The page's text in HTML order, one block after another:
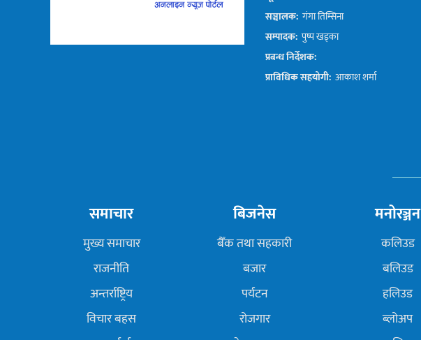
सञ्चालक:गंगा तिम्सिना
सम्पादक:पुष्प खड्का
प्रबन्ध निर्देशक:
प्राविधिक सहयोगी:आकाश शर्मा
समाचार
मुख्य समाचार
राजनीति
अन्तर्राष्ट्रिय
विचार बहस
बिजनेस
बैँक तथा सहकारी
बजार
पर्यटन
रोजगार
मनोरञ्जन
कलिउड
बलिउड
हलिउड
ब्लोअप